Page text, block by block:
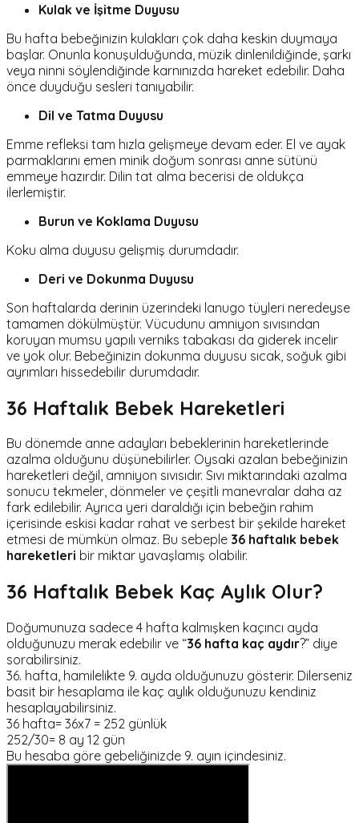
Kulak ve İşitme Duyusu
Bu hafta bebeğinizin kulakları çok daha keskin duymaya
başlar. Onunla konuşulduğunda, müzik dinlenildiğinde, şarkı
veya ninni söylendiğinde karnınızda hareket edebilir. Daha
önce duyduğu sesleri tanıyabilir.
Dil ve Tatma Duyusu
Emme refleksi tam hızla gelişmeye devam eder. El ve ayak
parmaklarını emen minik doğum sonrası anne sütünü
emmeye hazırdır. Dilin tat alma becerisi de oldukça
ilerlemiştir.
Burun ve Koklama Duyusu
Koku alma duyusu gelişmiş durumdadır.
Deri ve Dokunma Duyusu
Son haftalarda derinin üzerindeki lanugo tüyleri neredeyse
tamamen dökülmüştür. Vücudunu amniyon sıvısından
koruyan mumsu yapılı verniks tabakası da giderek incelir
ve yok olur. Bebeğinizin dokunma duyusu sıcak, soğuk gibi
ayrımları hissedebilir durumdadır.
36 Haftalık Bebek Hareketleri
Bu dönemde anne adayları bebeklerinin hareketlerinde
azalma olduğunu düşünebilirler. Oysaki azalan bebeğinizin
hareketleri değil, amniyon sıvısıdır. Sıvı miktarındaki azalma
sonucu tekmeler, dönmeler ve çeşitli manevralar daha az
fark edilebilir. Ayrıca yeri daraldığı için bebeğin rahim
içerisinde eskisi kadar rahat ve serbest bir şekilde hareket
etmesi de mümkün olmaz. Bu sebeple 36 haftalık bebek
hareketleri bir miktar yavaşlamış olabilir.
36 Haftalık Bebek Kaç Aylık Olur?
Doğumunuza sadece 4 hafta kalmışken kaçıncı ayda
olduğunuzu merak edebilir ve “36 hafta kaç aydır?” diye
sorabilirsiniz.
36. hafta, hamilelikte 9. ayda olduğunuzu gösterir. Dilerseniz
basit bir hesaplama ile kaç aylık olduğunuzu kendiniz
hesaplayabilirsiniz.
36 hafta= 36x7 = 252 günlük
252/30= 8 ay 12 gün
Bu hesaba göre gebeliğinizde 9. ayın içindesiniz.